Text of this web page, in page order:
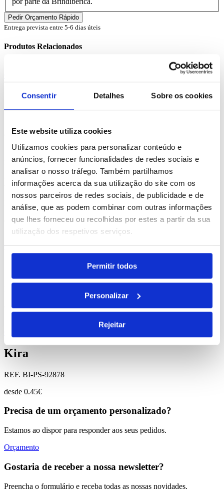
Consentir Detalhes Sobre os cookies
Este website utiliza cookies
Utilizamos cookies para personalizar conteúdo e
anúncios, fornecer funcionalidades de redes sociais e
analisar o nosso tráfego. Também partilhamos
informações acerca da sua utilização do site com os
nossos parceiros de redes sociais, de publicidade e de
análise, que as podem combinar com outras informações
que lhes forneceu ou recolhidas por estes a partir da sua
utilização dos respetivos serviços.
Permitir todos
Personalizar
Rejeitar
Entrega prevista entre 5-6 dias úteis
Produtos Relacionados
Jaguar
desde 0.99€
Comprar
Bird
REF. BI-PS-91750
desde 0.17€
Comprar
desde
Kira
REF. BI-PS-92878
desde 0.45€
Precisa de um orçamento personalizado?
Estamos ao dispor para responder aos seus pedidos.
Orçamento
Gostaria de receber a nossa newsletter?
Preencha o formulário e receba todas as nossas novidades.